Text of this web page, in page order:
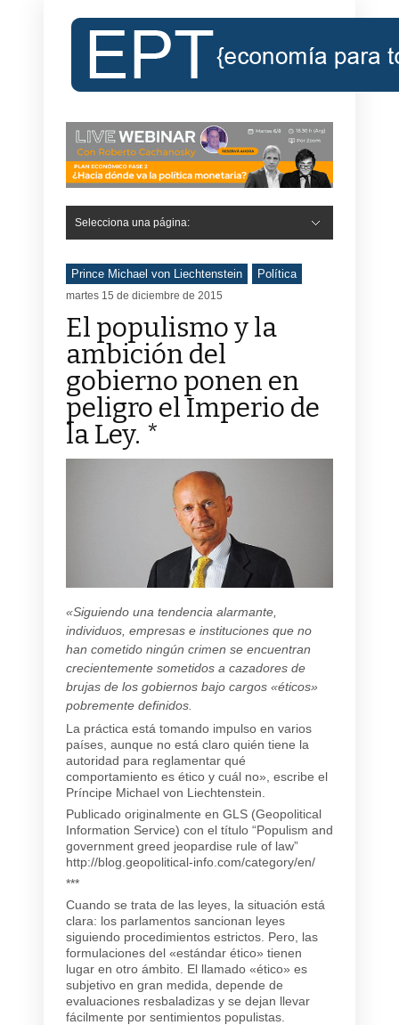
Selecciona una página:
Prince Michael von Liechtenstein Política
martes 15 de diciembre de 2015
El populismo y la
ambición del
gobierno ponen en
peligro el Imperio de
la Ley. *
«Siguiendo una tendencia alarmante,
individuos, empresas e instituciones que no
han cometido ningún crimen se encuentran
crecientemente sometidos a cazadores de
brujas de los gobiernos bajo cargos «éticos»
pobremente definidos.
La práctica está tomando impulso en varios
países, aunque no está claro quién tiene la
autoridad para reglamentar qué
comportamiento es ético y cuál no», escribe el
Príncipe Michael von Liechtenstein.
Publicado originalmente en GLS (Geopolitical
Information Service) con el título “Populism and
government greed jeopardise rule of law”
http://blog.geopolitical-info.com/category/en/
***
Cuando se trata de las leyes, la situación está
clara: los parlamentos sancionan leyes
siguiendo procedimientos estrictos. Pero, las
formulaciones del «estándar ético» tienen
lugar en otro ámbito. El llamado «ético» es
subjetivo en gran medida, depende de
evaluaciones resbaladizas y se dejan llevar
fácilmente por sentimientos populistas.